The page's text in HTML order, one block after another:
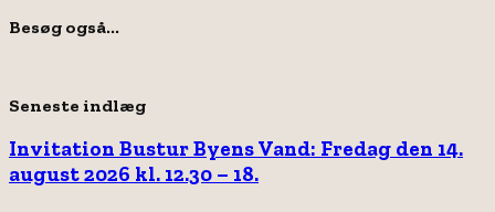
Besøg også...
Seneste indlæg
Invitation Bustur Byens Vand: Fredag den 14.
august 2026 kl. 12.30 – 18.